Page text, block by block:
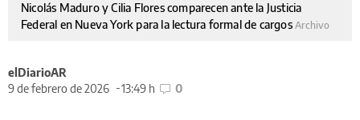
Nicolás Maduro y Cilia Flores comparecen ante la Justicia
Federal en Nueva York para la lectura formal de cargosArchivo
elDiarioAR
9 de febrero de 2026
13:49 h 0